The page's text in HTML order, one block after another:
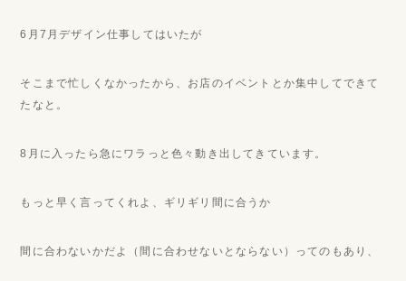
6月7月デザイン仕事してはいたが
そこまで忙しくなかったから、お店のイベントとか集中してできて
たなと。
8月に入ったら急にワラっと色々動き出してきています。
もっと早く言ってくれよ、ギリギリ間に合うか
間に合わないかだよ（間に合わせないとならない）ってのもあり、